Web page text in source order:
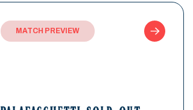
MATCH PREVIEW